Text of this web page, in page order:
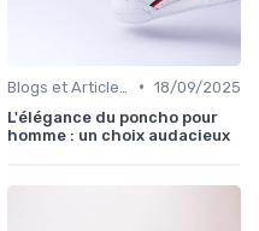
• 18/09/2025
L'élégance du poncho pour
homme : un choix audacieux